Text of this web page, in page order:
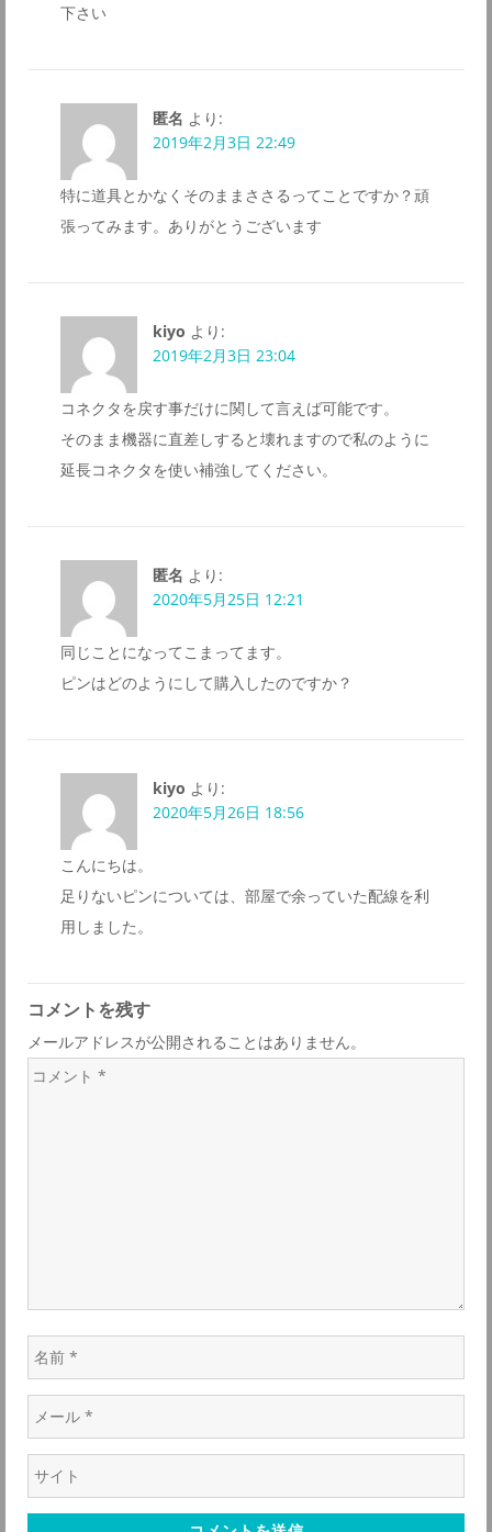
下さい
匿名 より:
2019年2月3日 22:49
特に道具とかなくそのままささるってことですか？頑
張ってみます。ありがとうございます
kiyo より:
2019年2月3日 23:04
コネクタを戻す事だけに関して言えば可能です。
そのまま機器に直差しすると壊れますので私のように
延長コネクタを使い補強してください。
匿名 より:
2020年5月25日 12:21
同じことになってこまってます。
ピンはどのようにして購入したのですか？
kiyo より:
2020年5月26日 18:56
こんにちは。
足りないピンについては、部屋で余っていた配線を利
用しました。
コメントを残す
メールアドレスが公開されることはありません。
コ
名
前
ー
ル
*
ウ
ェ